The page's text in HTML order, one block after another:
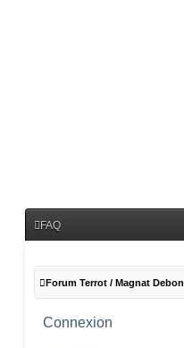
FAQ
Forum Terrot / Magnat Debon
Connexion